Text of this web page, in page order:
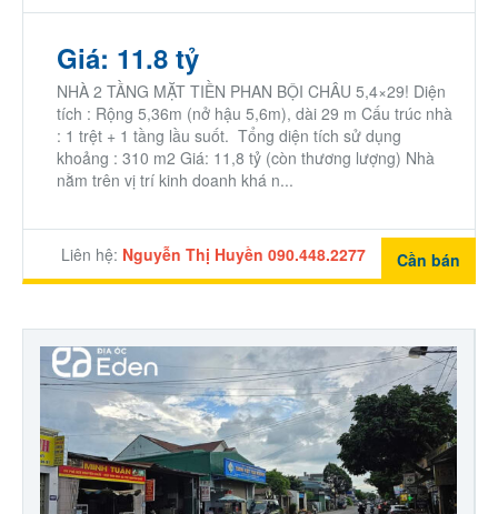
Giá: 11.8 tỷ
NHÀ 2 TẦNG MẶT TIỀN PHAN BỘI CHÂU 5,4×29! Diện
tích : Rộng 5,36m (nở hậu 5,6m), dài 29 m Cấu trúc nhà
: 1 trệt + 1 tầng lầu suốt. Tổng diện tích sử dụng
khoảng : 310 m2 Giá: 11,8 tỷ (còn thương lượng) Nhà
nằm trên vị trí kinh doanh khá n...
Liên hệ: Nguyễn Thị Huyền 090.448.2277 Cần bán